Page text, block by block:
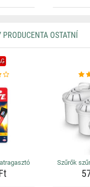
OSTATNÍ
Szűrők